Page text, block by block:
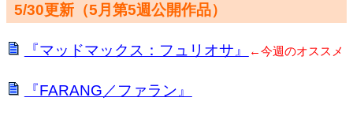
5/30更新（5月第5週公開作品）
『マッドマックス：フュリオサ』 ←今週のオススメ
『FARANG／ファラン』